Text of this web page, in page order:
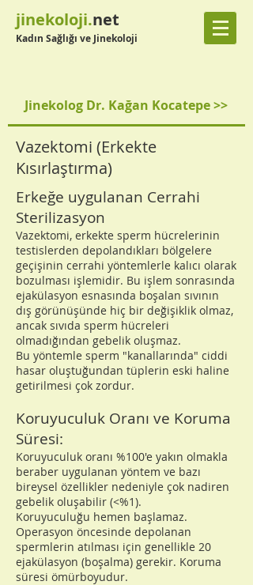
jinekoloji.net
Kadın Sağlığı ve Jinekoloji
Jinekolog Dr. Kağan Kocatepe >>
Vazektomi (Erkekte
Kısırlaştırma)
Erkeğe uygulanan Cerrahi
Sterilizasyon
Vazektomi, erkekte sperm hücrelerinin
testislerden depolandıkları bölgelere
geçişinin cerrahi yöntemlerle kalıcı olarak
bozulması işlemidir. Bu işlem sonrasında
ejakülasyon esnasında boşalan sıvının
dış görünüşünde hiç bir değişiklik olmaz,
ancak sıvıda sperm hücreleri
olmadığından gebelik oluşmaz.
Bu yöntemle sperm "kanallarında" ciddi
hasar oluştuğundan tüplerin eski haline
getirilmesi çok zordur.
Koruyuculuk Oranı ve Koruma
Süresi:
Koruyuculuk oranı %100'e yakın olmakla
beraber uygulanan yöntem ve bazı
bireysel özellikler nedeniyle çok nadiren
gebelik oluşabilir (<%1).
Koruyuculuğu hemen başlamaz.
Operasyon öncesinde depolanan
spermlerin atılması için genellikle 20
ejakülasyon (boşalma) gerekir. Koruma
süresi ömürboyudur.